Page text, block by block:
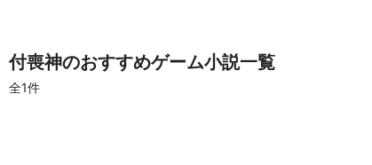
付喪神のおすすめゲーム小説一覧
全1件